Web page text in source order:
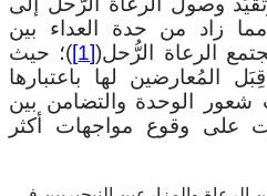
15 ولاية، مما زاد من حدة العداء بين
الرعاة الرُّحل([1]
)؛ حيث
المُعارضين لها باعتبارها
الوحدة والتضامن بين
على وقوع مواجهات أكثر